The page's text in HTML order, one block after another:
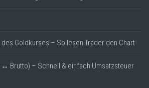
Goldkurses – So lesen Trader den Chart
↔ Brutto) – Schnell & einfach Umsatzsteuer